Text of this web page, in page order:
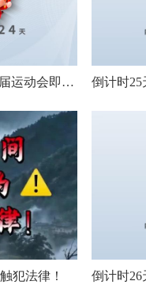
倒计时24天！内蒙古自治区第十六届运动会即将启幕
犯法律！